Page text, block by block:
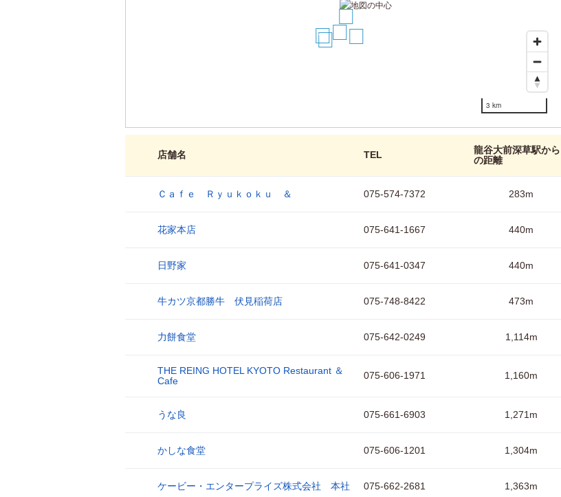
18
19
3 km
店舗名 TEL
龍谷大前深草駅から
の距離
Ｃａｆｅ Ｒｙｕｋｏｋｕ ＆ 075-574-7372 283m
花家本店 075-641-1667 440m
日野家 075-641-0347 440m
牛カツ京都勝牛 伏見稲荷店 075-748-8422 473m
力餅食堂 075-642-0249 1,114m
THE REING HOTEL KYOTO Restaurant ＆
Cafe
075-606-1971 1,160m
うな良 075-661-6903 1,271m
かしな食堂 075-606-1201 1,304m
ケービー・エンタープライズ株式会社 本社 075-662-2681 1,363m